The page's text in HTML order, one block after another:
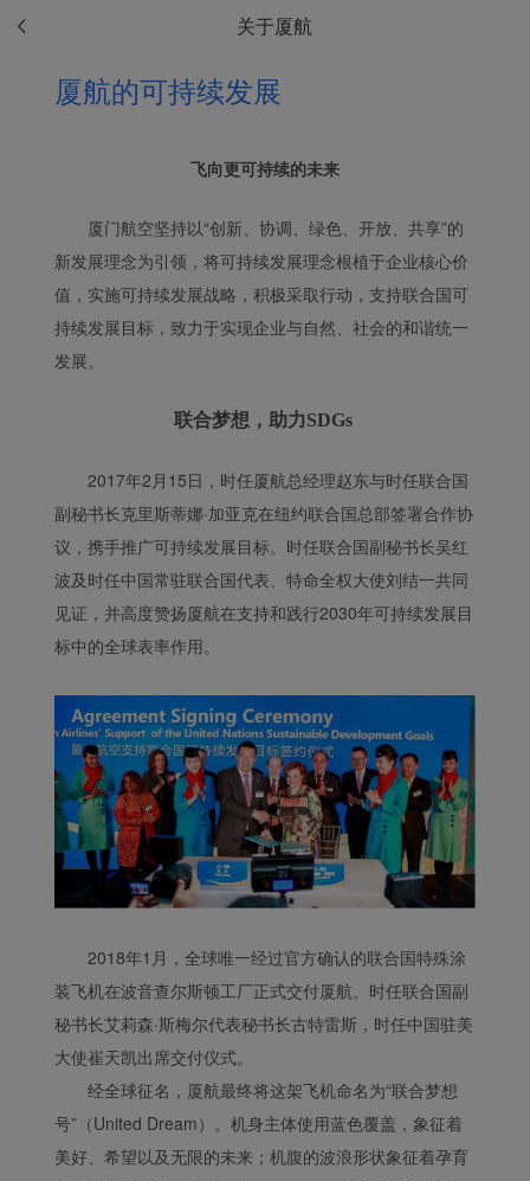
关于厦航
厦航的可持续发展
飞向更可持续的未来
厦门航空坚持以“创新、协调、绿色、开放、共享”的
新发展理念为引领，将可持续发展理念根植于企业核心价
值，实施可持续发展战略，积极采取行动，支持联合国可
持续发展目标，致力于实现企业与自然、社会的和谐统一
发展。
联合梦想，助力SDGs
2017年2月15日，时任厦航总经理赵东与时任联合国
副秘书长克里斯蒂娜·加亚克在纽约联合国总部签署合作协
议，携手推广可持续发展目标。时任联合国副秘书长吴红
波及时任中国常驻联合国代表、特命全权大使刘结一共同
见证，并高度赞扬厦航在支持和践行2030年可持续发展目
标中的全球表率作用。
2018年1月，全球唯一经过官方确认的联合国特殊涂
装飞机在波音查尔斯顿工厂正式交付厦航。时任联合国副
秘书长艾莉森·斯梅尔代表秘书长古特雷斯，时任中国驻美
大使崔天凯出席交付仪式。
经全球征名，厦航最终将这架飞机命名为“联合梦想
号”（United Dream）。机身主体使用蓝色覆盖，象征着
美好、希望以及无限的未来；机腹的波浪形状象征着孕育